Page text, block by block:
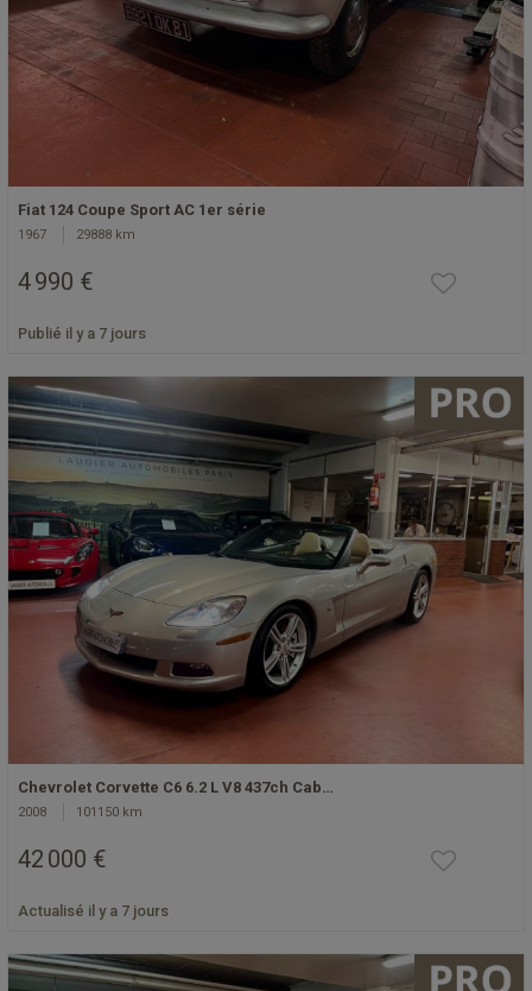
Fiat 124 Coupe Sport AC 1er série
1967 29888 km
4 990 €
Publié il y a 7 jours
Chevrolet Corvette C6 6.2 L V8 437ch Cab…
2008 101150 km
42 000 €
Actualisé il y a 7 jours